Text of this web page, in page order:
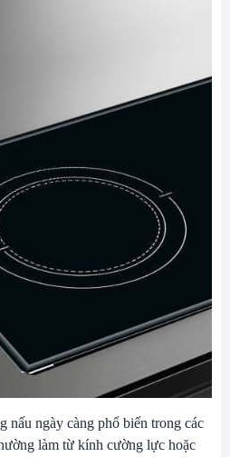
nấu ngày càng phổ biến trong các
làm từ kính cường lực hoặc